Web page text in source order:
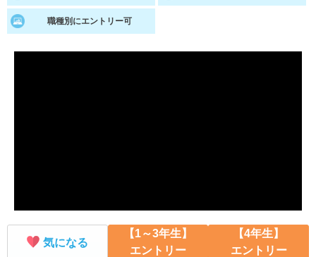
あなたに合う仕事を診断！ 動画で対策講座をチェック
就活ニュースペーパー
職種別にエントリー可
気になる
【1～3年生】
エントリー
【4年生】
エントリー